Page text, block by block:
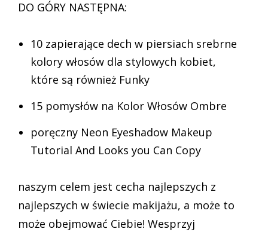
DO GÓRY NASTĘPNA:
10 zapierające dech w piersiach srebrne
kolory włosów dla stylowych kobiet,
które są również Funky
15 pomysłów na Kolor Włosów Ombre
poręczny Neon Eyeshadow Makeup
Tutorial And Looks you Can Copy
naszym celem jest cecha najlepszych z
najlepszych w świecie makijażu, a może to
może obejmować Ciebie! Wesprzyj